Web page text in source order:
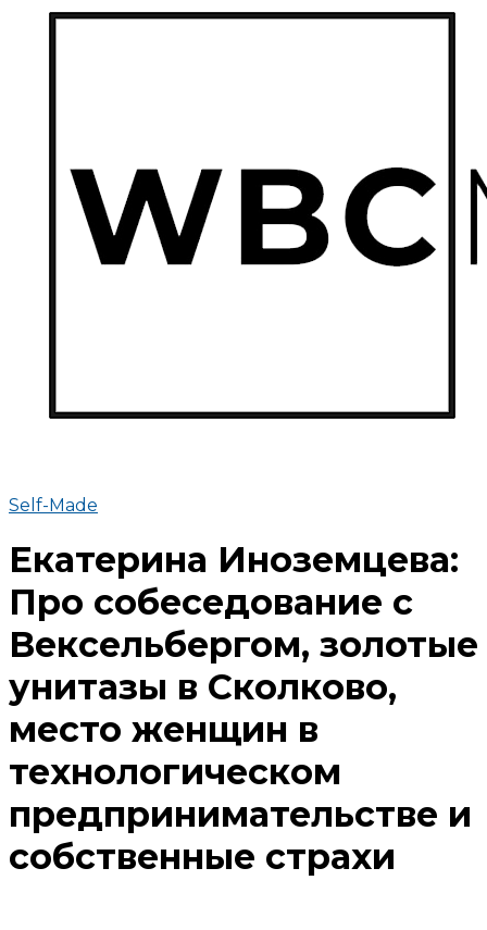
Self-Made
Екатерина Иноземцева:
Про собеседование с
Вексельбергом, золотые
унитазы в Сколково,
место женщин в
технологическом
предпринимательстве и
собственные страхи